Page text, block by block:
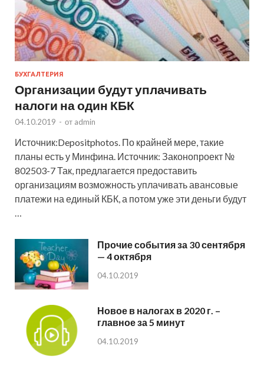
БУХГАЛТЕРИЯ
Организации будут уплачивать
налоги на один КБК
04.10.2019 - от admin
Источник:Depositphotos. По крайней мере, такие
планы есть у Минфина. Источник: Законопроект №
802503-7 Так, предлагается предоставить
организациям возможность уплачивать авансовые
платежи на единый КБК, а потом уже эти деньги будут
…
Прочие события за 30 сентября
— 4 октября
04.10.2019
Новое в налогах в 2020 г. –
главное за 5 минут
04.10.2019